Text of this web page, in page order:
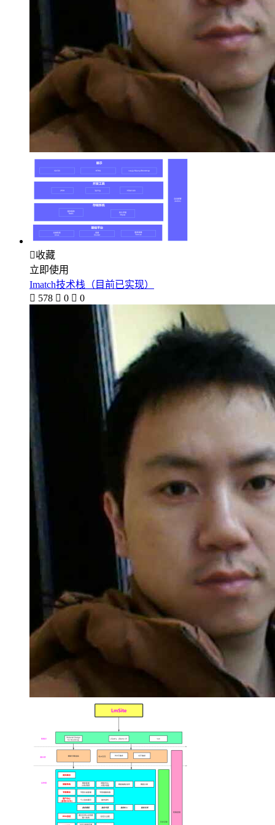
收藏
立即使用
Imatch技术栈（目前已实现）
 578  0  0